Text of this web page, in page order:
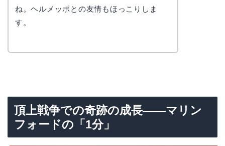
ね。ヘルメッポとの友情もほっこりしま
す。
頂上戦争での奇跡の成長——マリン
フォードの「1分」